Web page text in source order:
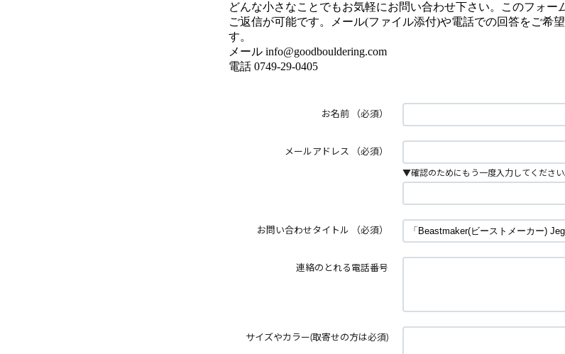
どんな小さなことでもお気軽にお問い合わせ下さい。このフォー
ご返信が可能です。メール(ファイル添付)や電話での回答をご希
す。
メール info@goodbouldering.com
電話 0749-29-0405
お名前 （必須）
メールアドレス （必須）
▼確認のためにもう一度入力してください
お問い合わせタイトル （必須）
連絡のとれる電話番号
サイズやカラー(取寄せの方は必須)